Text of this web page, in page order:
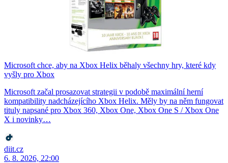
Microsoft chce, aby na Xbox Helix běhaly všechny hry, které kdy
vyšly pro Xbox
Microsoft začal prosazovat strategii v podobě maximální herní
kompatibility nadcházejícího Xbox Helix. Měly by na něm fungovat
tituly napsané pro Xbox 360, Xbox One, Xbox One S / Xbox One
X i novinky…
diit.cz
6. 8. 2026, 22:00